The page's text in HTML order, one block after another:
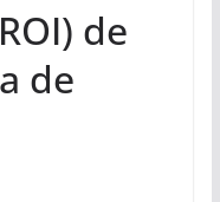
de
de